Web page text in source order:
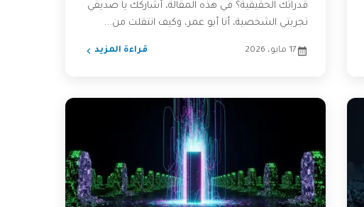
قدراتك الحقيقية؟ في هذه المقالة، أشاركك يا صديقي
تجربتي الشخصية، أنا أبو عمر، وكيف انتقلت من...
17 مايو، 2026 قراءة المزيد